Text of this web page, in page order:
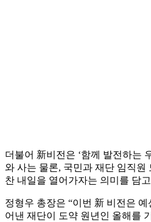
더불어 新비전은 ‘함께 발전하는
와 사는 물론, 국민과 재단 임직원
찬 내일을 열어가자는 의미를 담
정형우 총장은 “이번 新 비전은
어낸 재단이 도약 원년인 올해를